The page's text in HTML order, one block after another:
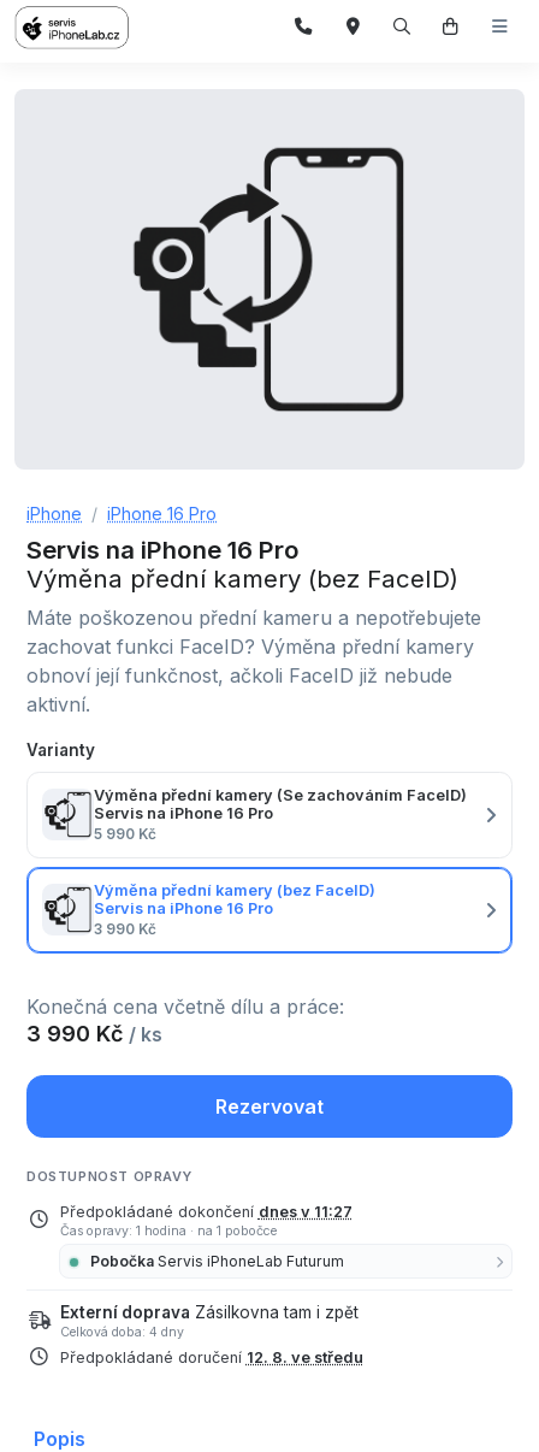
iPhone iPhone 16 Pro
Servis na iPhone 16 Pro
Výměna přední kamery (bez FaceID)
Máte poškozenou přední kameru a nepotřebujete
zachovat funkci FaceID? Výměna přední kamery
obnoví její funkčnost, ačkoli FaceID již nebude
aktivní.
Varianty
Výměna přední kamery (Se zachováním FaceID)
Servis na iPhone 16 Pro
5 990 Kč
Výměna přední kamery (bez FaceID)
Servis na iPhone 16 Pro
3 990 Kč
Konečná cena včetně dílu a práce:
3 990 Kč / ks
Rezervovat
DOSTUPNOST OPRAVY
Předpokládané dokončení dnes v 11:27
Čas opravy: 1 hodina · na 1 pobočce
Pobočka Servis iPhoneLab Futurum
Externí doprava Zásilkovna tam i zpět
Celková doba: 4 dny
Předpokládané doručení 12. 8. ve středu
Popis